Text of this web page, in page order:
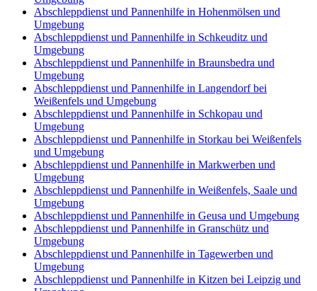
Abschleppdienst und Pannenhilfe in Hohenmölsen und
Umgebung
Abschleppdienst und Pannenhilfe in Schkeuditz und
Umgebung
Abschleppdienst und Pannenhilfe in Braunsbedra und
Umgebung
Abschleppdienst und Pannenhilfe in Langendorf bei
Weißenfels und Umgebung
Abschleppdienst und Pannenhilfe in Schkopau und
Umgebung
Abschleppdienst und Pannenhilfe in Storkau bei Weißenfels
und Umgebung
Abschleppdienst und Pannenhilfe in Markwerben und
Umgebung
Abschleppdienst und Pannenhilfe in Weißenfels, Saale und
Umgebung
Abschleppdienst und Pannenhilfe in Geusa und Umgebung
Abschleppdienst und Pannenhilfe in Granschütz und
Umgebung
Abschleppdienst und Pannenhilfe in Tagewerben und
Umgebung
Abschleppdienst und Pannenhilfe in Kitzen bei Leipzig und